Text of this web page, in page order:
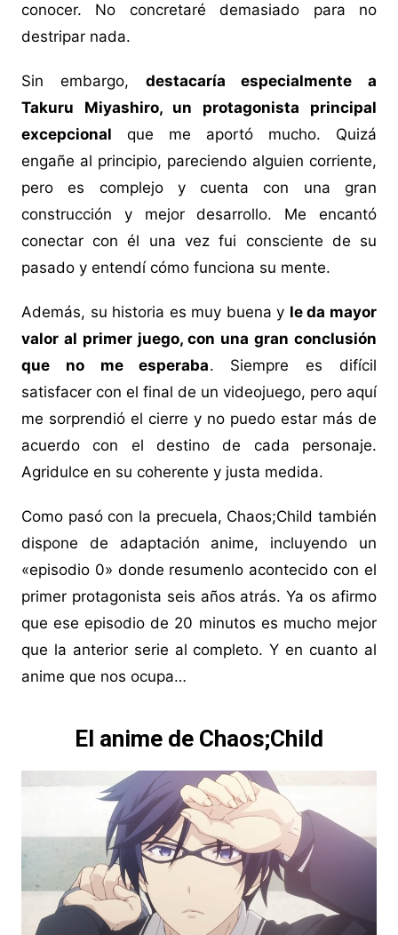
conocer. No concretaré demasiado para no
destripar nada.
Sin embargo, destacaría especialmente a
Takuru Miyashiro, un protagonista principal
excepcional que me aportó mucho. Quizá
engañe al principio, pareciendo alguien corriente,
pero es complejo y cuenta con una gran
construcción y mejor desarrollo. Me encantó
conectar con él una vez fui consciente de su
pasado y entendí cómo funciona su mente.
Además, su historia es muy buena y le da mayor
valor al primer juego, con una gran conclusión
que no me esperaba. Siempre es difícil
satisfacer con el final de un videojuego, pero aquí
me sorprendió el cierre y no puedo estar más de
acuerdo con el destino de cada personaje.
Agridulce en su coherente y justa medida.
Como pasó con la precuela, Chaos;Child también
dispone de adaptación anime, incluyendo un
«episodio 0» donde resumenlo acontecido con el
primer protagonista seis años atrás. Ya os afirmo
que ese episodio de 20 minutos es mucho mejor
que la anterior serie al completo. Y en cuanto al
anime que nos ocupa…
El anime de Chaos;Child